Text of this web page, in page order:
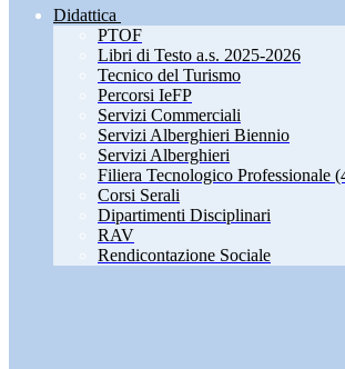
Didattica
PTOF
Libri di Testo a.s. 2025-2026
Tecnico del Turismo
Percorsi IeFP
Servizi Commerciali
Servizi Alberghieri Biennio
Servizi Alberghieri
Filiera Tecnologico Professionale
Corsi Serali
Dipartimenti Disciplinari
RAV
Rendicontazione Sociale